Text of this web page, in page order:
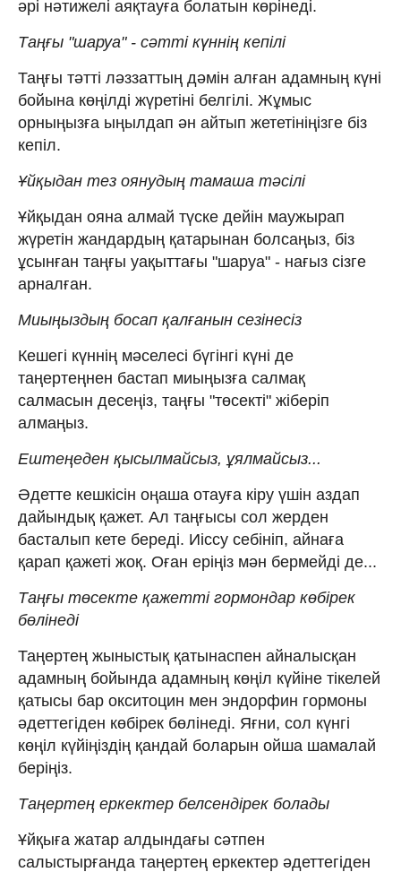
әрі нәтижелі аяқтауға болатын көрінеді.
Таңғы "шаруа" - сәтті күннің кепілі
Таңғы тәтті ләззаттың дәмін алған адамның күні
бойына көңілді жүретіні белгілі. Жұмыс
орныңызға ыңылдап ән айтып жететініңізге біз
кепіл.
Ұйқыдан тез оянудың тамаша тәсілі
Ұйқыдан ояна алмай түске дейін маужырап
жүретін жандардың қатарынан болсаңыз, біз
ұсынған таңғы уақыттағы "шаруа" - нағыз сізге
арналған.
Миыңыздың босап қалғанын сезінесіз
Кешегі күннің мәселесі бүгінгі күні де
таңертеңнен бастап миыңызға салмақ
салмасын десеңіз, таңғы "төсекті" жіберіп
алмаңыз.
Ештеңеден қысылмайсыз, ұялмайсыз...
Әдетте кешкісін оңаша отауға кіру үшін аздап
дайындық қажет. Ал таңғысы сол жерден
басталып кете береді. Иіссу себініп, айнаға
қарап қажеті жоқ. Оған еріңіз мән бермейді де...
Таңғы төсекте қажетті гормондар көбірек
бөлінеді
Таңертең жыныстық қатынаспен айналысқан
адамның бойында адамның көңіл күйіне тікелей
қатысы бар окситоцин мен эндорфин гормоны
әдеттегіден көбірек бөлінеді. Яғни, сол күнгі
көңіл күйіңіздің қандай боларын ойша шамалай
беріңіз.
Таңертең еркектер белсендірек болады
Ұйқыға жатар алдындағы сәтпен
салыстырғанда таңертең еркектер әдеттегіден